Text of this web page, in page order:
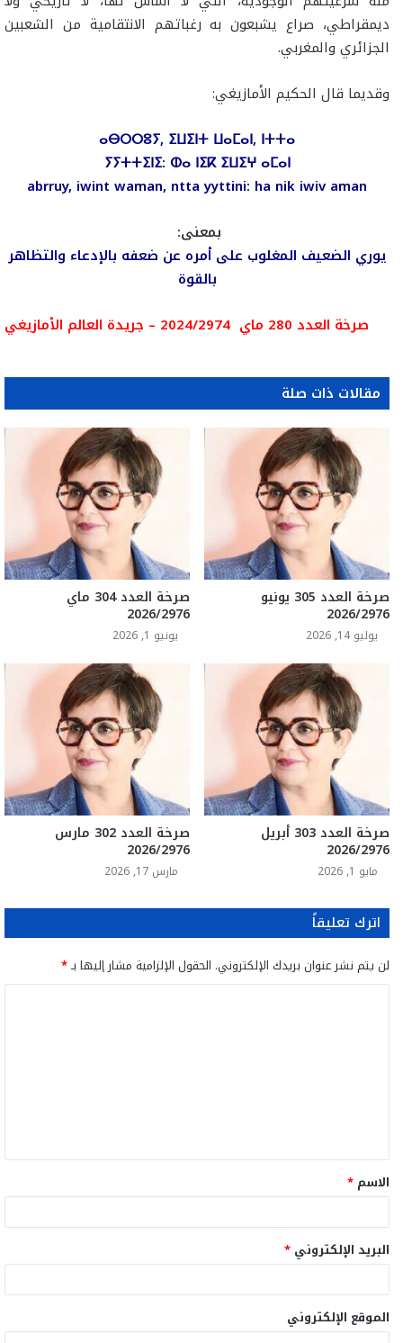
ديمقراطي، صراع يشبعون به رغباتهم الانتقامية من الشعبين
الجزائري والمغربي.
وقديما قال الحكيم الأمازيغي:
ⴰⴱⵔⵔⵓⵢ, ⵉⵡⵉⵏⵜ ⵡⴰⵎⴰⵏ, ⵏⵜⵜⴰ
ⵢⵢⵜⵜⵉⵏⵉ: ⵀⴰ ⵏⵉⴽ ⵉⵡⵉⵖ ⴰⵎⴰⵏ
abrruy, iwint waman, ntta yyttini: ha nik iwiv aman
بمعنى:
يوري الضعيف المغلوب على أمره عن ضعفه بالإدعاء والتظاهر
بالقوة
صرخة العدد 280 ماي 2024/2974 – جريدة العالم الأمازيغي
مقالات ذات صلة
صرخة العدد 305 يونيو
2026/2976
يوليو 14, 2026
صرخة العدد 304 ماي
2026/2976
يونيو 1, 2026
صرخة العدد 303 أبريل
2026/2976
مايو 1, 2026
صرخة العدد 302 مارس
2026/2976
مارس 17, 2026
اترك تعليقاً
لن يتم نشر عنوان بريدك الإلكتروني. الحقول الإلزامية مشار إليها بـ*
ق
*
الاسم *
البريد الإلكتروني *
الموقع الإلكتروني